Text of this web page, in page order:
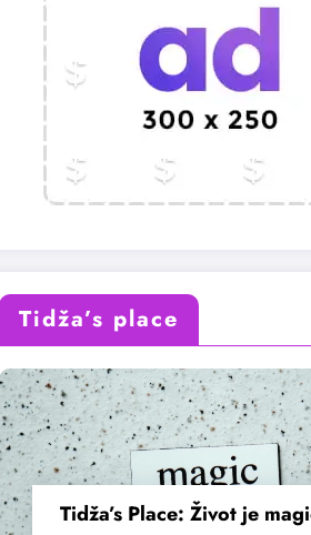
Tidža’s place
Tidža’s Place: Život je